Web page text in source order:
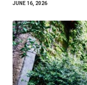
JUNE 16, 2026